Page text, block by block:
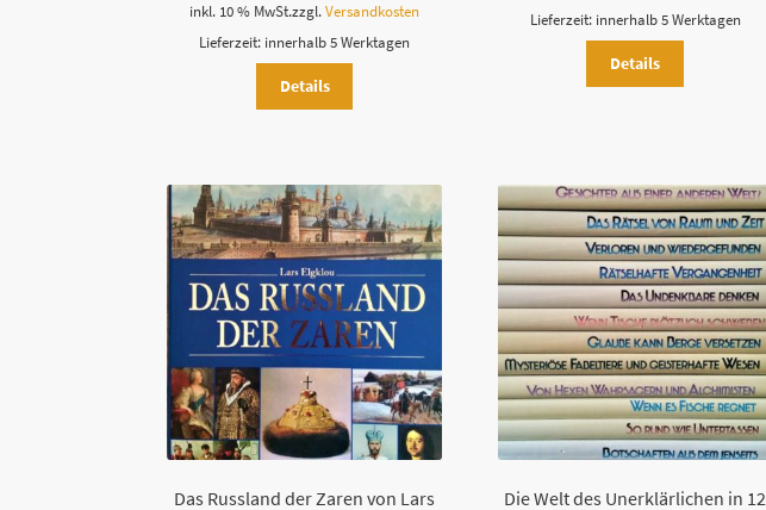
inkl. 10 % MwSt.zzgl.Versandkosten
Lieferzeit: innerhalb 5 Werktagen
Details
Lieferzeit: innerhalb 5 Werktagen
Details
Das Russland der Zaren von Lars
Die Welt des Unerklärlichen in 12